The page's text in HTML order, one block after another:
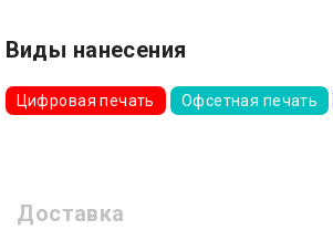
Виды нанесения
Цифровая печать Офсетная печать
Доставка